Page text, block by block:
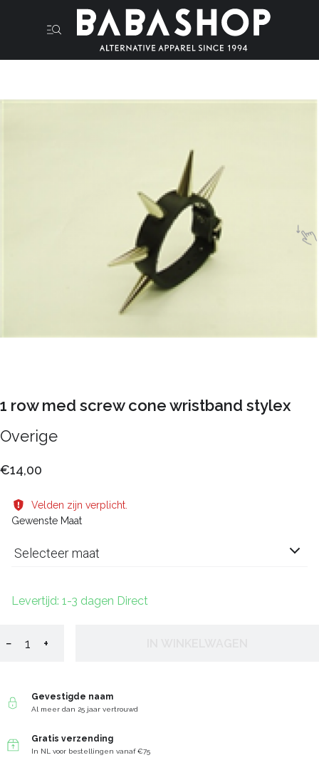
1 row med screw cone wristband stylex
Overige
€14,00
Velden zijn verplicht.
Gewenste Maat
Selecteer maat
Levertijd: 1-3 dagen Direct
− +
Gevestigde naam
Al meer dan 25 jaar vertrouwd
Gratis verzending
In NL voor bestellingen vanaf €75